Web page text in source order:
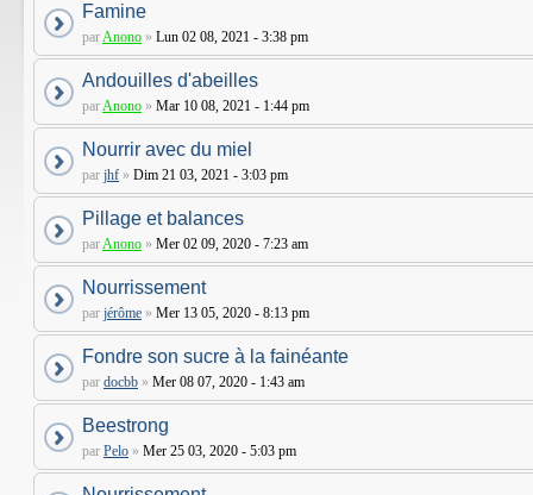
Famine
parAnono » Lun 02 08, 2021 - 3:38 pm
Andouilles d'abeilles
parAnono » Mar 10 08, 2021 - 1:44 pm
Nourrir avec du miel
par jhf » Dim 21 03, 2021 - 3:03 pm
Pillage et balances
parAnono » Mer 02 09, 2020 - 7:23 am
Nourrissement
par jérôme » Mer 13 05, 2020 - 8:13 pm
Fondre son sucre à la fainéante
par docbb » Mer 08 07, 2020 - 1:43 am
Beestrong
par Pelo » Mer 25 03, 2020 - 5:03 pm